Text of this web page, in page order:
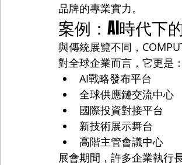
品牌的專業實力。
案例：AI時代下
與傳統展覽不同，
對全球企業而言，它更是：
AI戰略發布平台
全球供應鏈交流中心
國際投資對接平台
新技術展示舞台
高階主管會議中心
展會期間，許多企業執行